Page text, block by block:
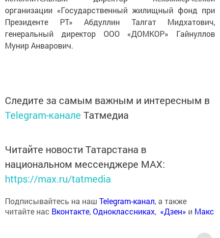
организации «Государственный жилищный фонд при
Президенте РТ» Абдуллин Талгат Мидхатович,
генеральный директор ООО «ДОМКОР» Гайнуллов
Мунир Анварович.
Следите за самым важным и интересным в
Telegram-канале Татмедиа
Читайте новости Татарстана в
национальном мессенджере MАХ:
https://max.ru/tatmedia
Подписывайтесь на наш Telegram-канал, а также
читайте нас Вконтакте,Одноклассниках, «Дзен» и Макс